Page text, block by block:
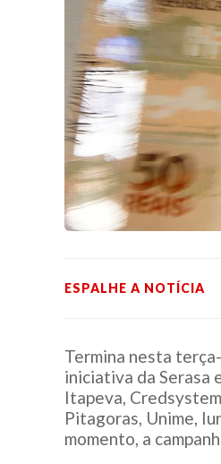
ESPALHE A NOTÍCIA
Termina nesta
iniciativa da Serasa
Itapeva,
Pitagoras, Unime,
momento, a